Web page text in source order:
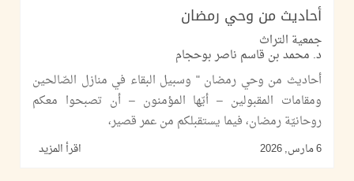
أحاديث من وحي رمضان
جمعية التراث
د. محمد بن قاسم ناصر بوحجام
أحاديث من وحي رمضان " وسبيل البقاء في منازل الصّالحين
ومقامات المقبولين – أيّها المؤمنون – أن تصبحوا معكم
روحانيّة رمضان، فيما يستقبلكم من عمر قصير،
6 مارس, 2026 اقرأ المزيد